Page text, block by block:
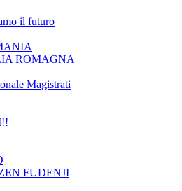
il futuro
ROMAGNA
Magistrati
FUDENJI